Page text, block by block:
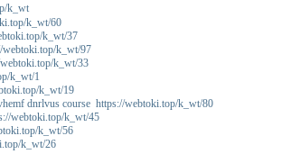
k_wt
k_wt/60
k_wt/37
k_wt/97
k_wt/33
k_wt/1
k_wt/19
dnrlvus course https://webtoki.top/k_wt/80
webtoki.top/k_wt/45
k_wt/56
k_wt/26